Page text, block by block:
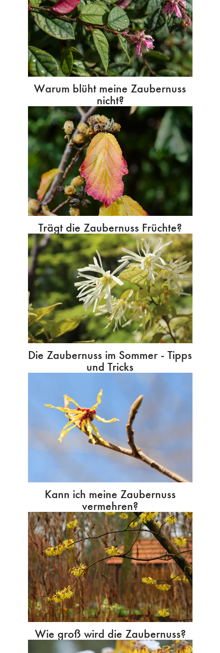
Warum blüht meine Zaubernuss
nicht?
Trägt die Zaubernuss Früchte?
Die Zaubernuss im Sommer - Tipps
und Tricks
Kann ich meine Zaubernuss
vermehren?
Wie groß wird die Zaubernuss?